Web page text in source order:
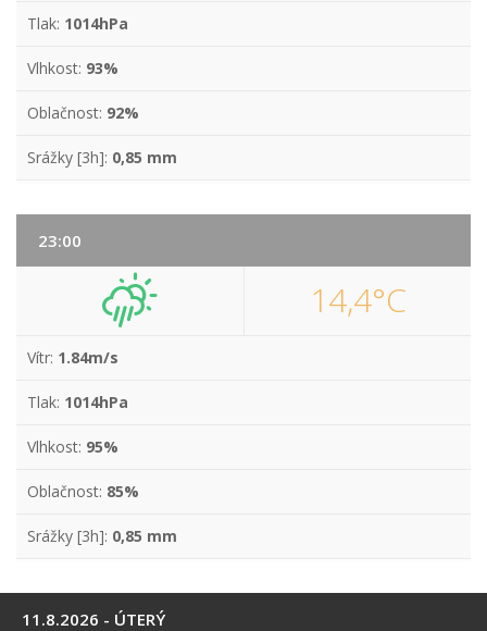
Tlak: 1014hPa
Vlhkost: 93%
Oblačnost: 92%
Srážky [3h]: 0,85 mm
23:00
14,4°C
Vítr: 1.84m/s
Tlak: 1014hPa
Vlhkost: 95%
Oblačnost: 85%
Srážky [3h]: 0,85 mm
11.8.2026 - ÚTERÝ